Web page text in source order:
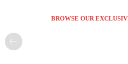
BROWSE OUR